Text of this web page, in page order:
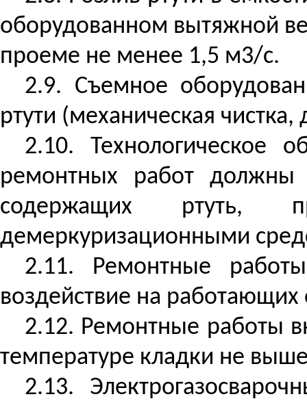
оборудованном вытяжной
проеме не менее 1,5 м3/с.
2.9. Съемное
ртути (механическая чистка,
2.10. Технологическое
ремонтных работ
содержащих ртуть,
демеркуризационными
2.11. Ремонтные
воздействие на работающих
2.12. Ремонтные работы
температуре кладки не
2.13.